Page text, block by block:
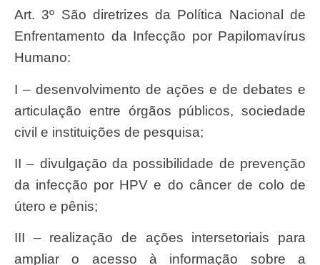
Art. 3º São diretrizes da Política Nacional de
Enfrentamento da Infecção por Papilomavírus
Humano:
I – desenvolvimento de ações e de debates e
articulação entre órgãos públicos, sociedade
civil e instituições de pesquisa;
II – divulgação da possibilidade de prevenção
da infecção por HPV e do câncer de colo de
útero e pênis;
III – realização de ações intersetoriais para
ampliar o acesso à informação sobre a